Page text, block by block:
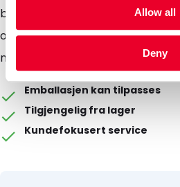
Allow all
Deny
brukes med kjøleelementer og
også perfekt for tørris
med riktige etiketter).
Emballasjen kan tilpasses
Tilgjengelig fra lager
Kundefokusert service